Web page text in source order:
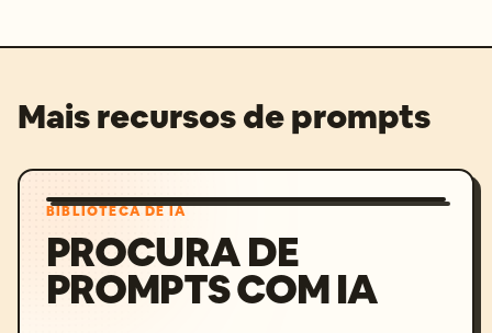
Mais recursos de prompts
BIBLIOTECA DE IA
PROCURA DE
PROMPTS COM IA